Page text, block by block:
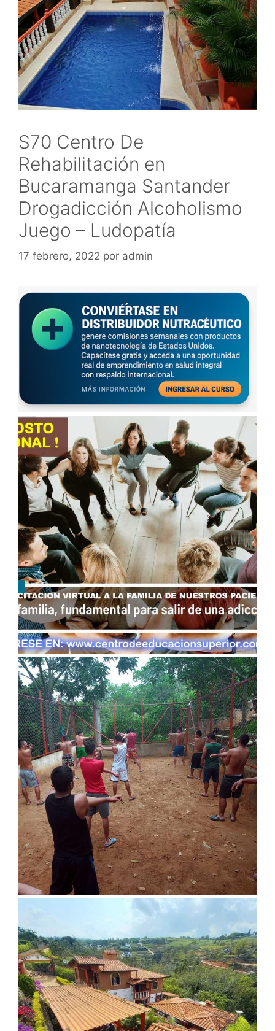
S70 Centro De
Rehabilitación en
Bucaramanga Santander
Drogadicción Alcoholismo
Juego – Ludopatía
17 febrero, 2022 por admin